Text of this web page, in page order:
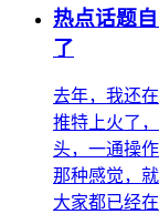
热点话题
了
去年，我还
推特上火了
头，一通操
那种感觉，
大家都已经